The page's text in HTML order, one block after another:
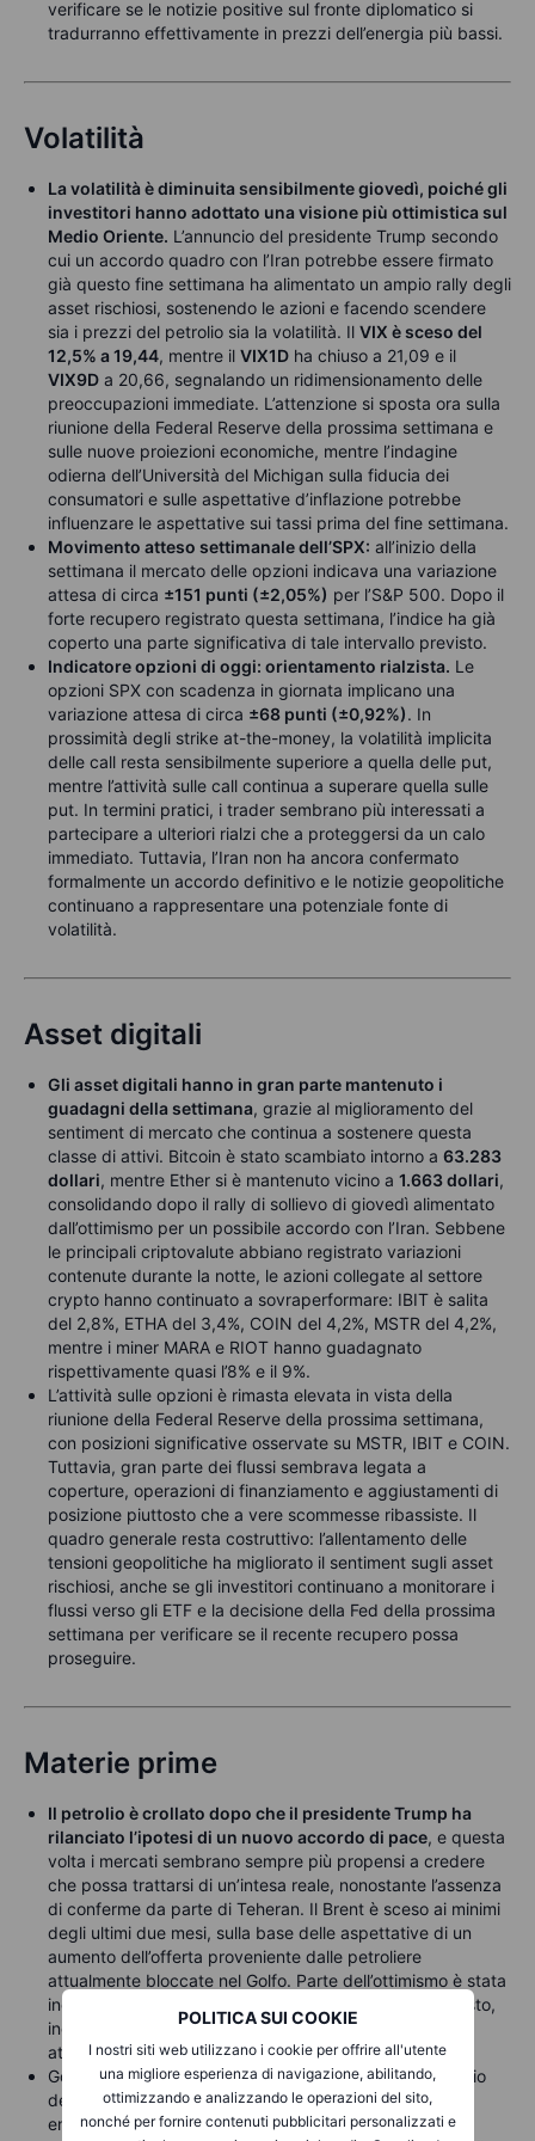
POLITICA SUI COOKIE
I nostri siti web utilizzano i cookie per offrire all'utente
una migliore esperienza di navigazione, abilitando,
ottimizzando e analizzando le operazioni del sito,
nonché per fornire contenuti pubblicitari personalizzati e
verificare se le notizie positive sul fronte diplomatico si
tradurranno effettivamente in prezzi dell’energia più bassi.
Volatilità
La volatilità è diminuita sensibilmente giovedì, poiché gli
investitori hanno adottato una visione più ottimistica sul
Medio Oriente. L’annuncio del presidente Trump secondo
cui un accordo quadro con l’Iran potrebbe essere firmato
già questo fine settimana ha alimentato un ampio rally degli
asset rischiosi, sostenendo le azioni e facendo scendere
sia i prezzi del petrolio sia la volatilità. Il VIX è sceso del
12,5% a 19,44, mentre il VIX1D ha chiuso a 21,09 e il
VIX9D a 20,66, segnalando un ridimensionamento delle
preoccupazioni immediate. L’attenzione si sposta ora sulla
riunione della Federal Reserve della prossima settimana e
sulle nuove proiezioni economiche, mentre l’indagine
odierna dell’Università del Michigan sulla fiducia dei
consumatori e sulle aspettative d’inflazione potrebbe
influenzare le aspettative sui tassi prima del fine settimana.
Movimento atteso settimanale dell’SPX: all’inizio della
settimana il mercato delle opzioni indicava una variazione
attesa di circa ±151 punti (±2,05%) per l’S&P 500. Dopo il
forte recupero registrato questa settimana, l’indice ha già
coperto una parte significativa di tale intervallo previsto.
Indicatore opzioni di oggi: orientamento rialzista. Le
opzioni SPX con scadenza in giornata implicano una
variazione attesa di circa ±68 punti (±0,92%). In
prossimità degli strike at-the-money, la volatilità implicita
delle call resta sensibilmente superiore a quella delle put,
mentre l’attività sulle call continua a superare quella sulle
put. In termini pratici, i trader sembrano più interessati a
partecipare a ulteriori rialzi che a proteggersi da un calo
immediato. Tuttavia, l’Iran non ha ancora confermato
formalmente un accordo definitivo e le notizie geopolitiche
continuano a rappresentare una potenziale fonte di
volatilità.
Asset digitali
Gli asset digitali hanno in gran parte mantenuto i
guadagni della settimana, grazie al miglioramento del
sentiment di mercato che continua a sostenere questa
classe di attivi. Bitcoin è stato scambiato intorno a 63.283
dollari, mentre Ether si è mantenuto vicino a 1.663 dollari,
consolidando dopo il rally di sollievo di giovedì alimentato
dall’ottimismo per un possibile accordo con l’Iran. Sebbene
le principali criptovalute abbiano registrato variazioni
contenute durante la notte, le azioni collegate al settore
crypto hanno continuato a sovraperformare: IBIT è salita
del 2,8%, ETHA del 3,4%, COIN del 4,2%, MSTR del 4,2%,
mentre i miner MARA e RIOT hanno guadagnato
rispettivamente quasi l’8% e il 9%.
L’attività sulle opzioni è rimasta elevata in vista della
riunione della Federal Reserve della prossima settimana,
con posizioni significative osservate su MSTR, IBIT e COIN.
Tuttavia, gran parte dei flussi sembrava legata a
coperture, operazioni di finanziamento e aggiustamenti di
posizione piuttosto che a vere scommesse ribassiste. Il
quadro generale resta costruttivo: l’allentamento delle
tensioni geopolitiche ha migliorato il sentiment sugli asset
rischiosi, anche se gli investitori continuano a monitorare i
flussi verso gli ETF e la decisione della Fed della prossima
settimana per verificare se il recente recupero possa
proseguire.
Materie prime
Il petrolio è crollato dopo che il presidente Trump ha
rilanciato l’ipotesi di un nuovo accordo di pace, e questa
volta i mercati sembrano sempre più propensi a credere
che possa trattarsi di un’intesa reale, nonostante l’assenza
di conferme da parte di Teheran. Il Brent è sceso ai minimi
degli ultimi due mesi, sulla base delle aspettative di un
aumento dell’offerta proveniente dalle petroliere
attualmente bloccate nel Golfo. Parte dell’ottimismo è stata
inoltre alimentata da un recente, seppur ancora modesto,
incremento dei flussi di petrolio, gas e prodotti raffinati
attraverso lo Stretto di Hormuz.
Goldman Sachs ritiene ora che le esportazioni di petrolio
dei produttori del Golfo possano tornare alla normalità
entro la fine di agosto, uno scenario che potrebbe